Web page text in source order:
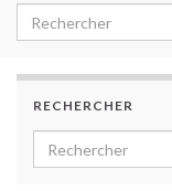
Search for:
RECHERCHER
Search for: